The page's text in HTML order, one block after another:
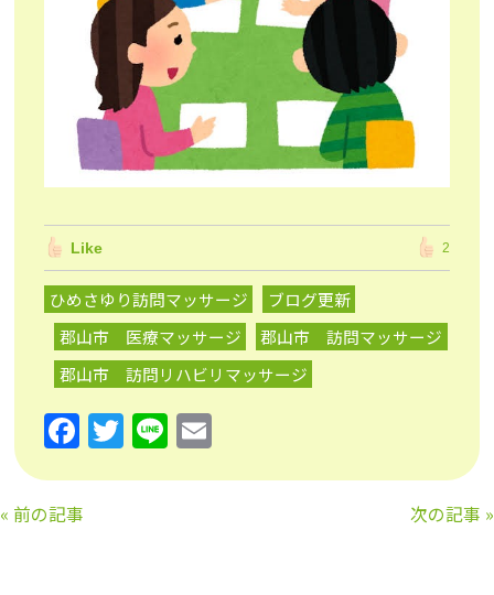
Like 2
ひめさゆり訪問マッサージ
ブログ更新
郡山市 医療マッサージ
郡山市 訪問マッサージ
郡山市 訪問リハビリマッサージ
F
a
c
e
T
w
Li
n m
« 前の記事 次の記事 »